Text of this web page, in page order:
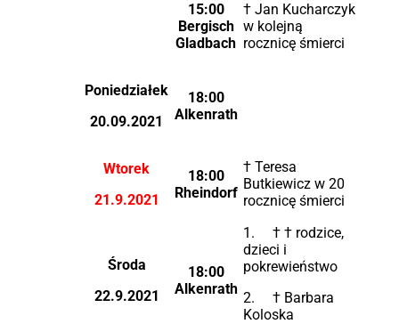
15:00
Bergisch
Gladbach
† Jan Kucharczyk
w kolejną
rocznicę śmierci
Poniedziałek
20.09.2021
18:00
Alkenrath
Wtorek
21.9.2021
18:00
Rheindorf
† Teresa
Butkiewicz w 20
rocznicę śmierci
Środa
22.9.2021
18:00
Alkenrath
1. † † rodzice,
dzieci i
pokrewieństwo
2. † Barbara
Koloska